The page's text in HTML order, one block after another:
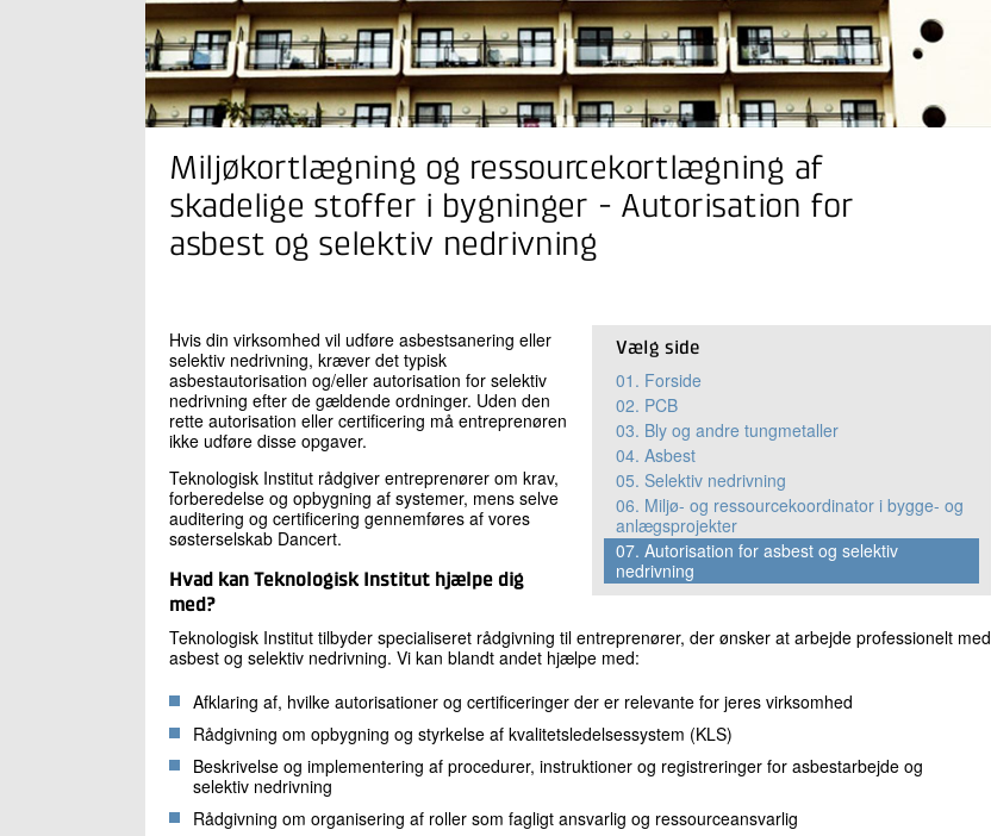
Miljøkortlægning og ressourcekortlægning af
skadelige stoffer i bygninger - Autorisation for
asbest og selektiv nedrivning
Vælg side
01. Forside
02. PCB
03. Bly og andre tungmetaller
04. Asbest
05. Selektiv nedrivning
06. Miljø- og ressourcekoordinator i bygge- og
anlægsprojekter
07. Autorisation for asbest og selektiv
nedrivning
Hvis din virksomhed vil udføre asbestsanering eller
selektiv nedrivning, kræver det typisk
asbestautorisation og/eller autorisation for selektiv
nedrivning efter de gældende ordninger. Uden den
rette autorisation eller certificering må entreprenøren
ikke udføre disse opgaver.
Teknologisk Institut rådgiver entreprenører om krav,
forberedelse og opbygning af systemer, mens selve
auditering og certificering gennemføres af vores
søsterselskab Dancert.
Hvad kan Teknologisk Institut hjælpe dig
med?
Teknologisk Institut tilbyder specialiseret rådgivning til entreprenører, der ønsker at arbejde professionelt med
asbest og selektiv nedrivning. Vi kan blandt andet hjælpe med:
Afklaring af, hvilke autorisationer og certificeringer der er relevante for jeres virksomhed
Rådgivning om opbygning og styrkelse af kvalitetsledelsessystem (KLS)
Beskrivelse og implementering af procedurer, instruktioner og registreringer for asbestarbejde og
selektiv nedrivning
Rådgivning om organisering af roller som fagligt ansvarlig og ressourceansvarlig